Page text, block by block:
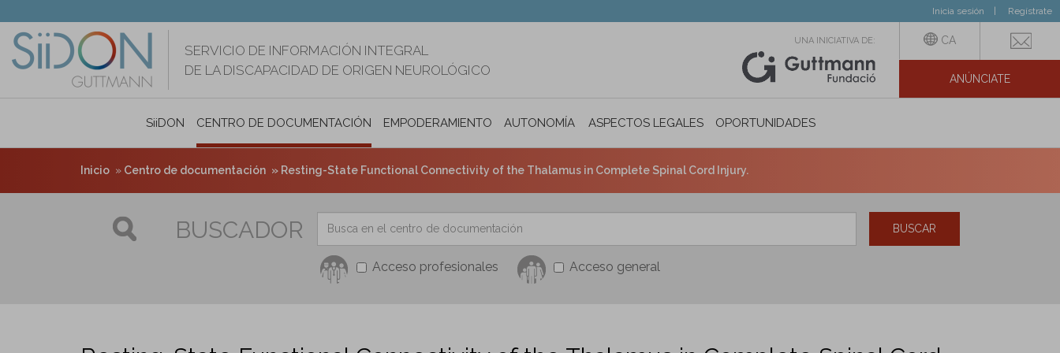
contenido
principal
Inicia sesión Regístrate
SERVICIO DE INFORMACIÓN INTEGRAL
DE LA DISCAPACIDAD DE ORIGEN NEUROLÓGICO
UNA INICIATIVA DE: CA
ANÚNCIATE
SiiDON CENTRO DE DOCUMENTACIÓN EMPODERAMIENTO AUTONOMÍA PERSONAL E INCLUSIÓN SOCIAL
ASPECTOS LEGALES OPORTUNIDADES
Inicio Centro de documentación Resting-State Functional Connectivity of the Thalamus in Complete Spinal Cord Injury.
BUSCADOR
Acceso profesionales Acceso general
BUSCAR